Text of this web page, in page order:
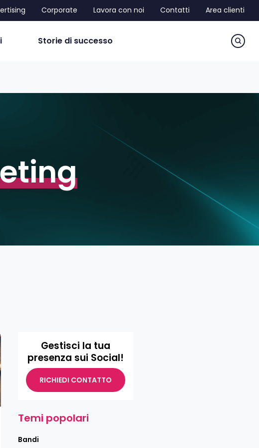
Corporate Lavora con noi Contatti Area clienti
Storie di successo
Gestisci la tua
presenza sui Social!
RICHIEDI CONTATTO
Temi popolari
Bandi